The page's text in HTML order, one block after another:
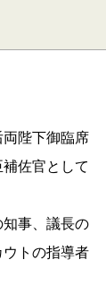
陛下御臨席
佐官として
事、議長の
トの指導者